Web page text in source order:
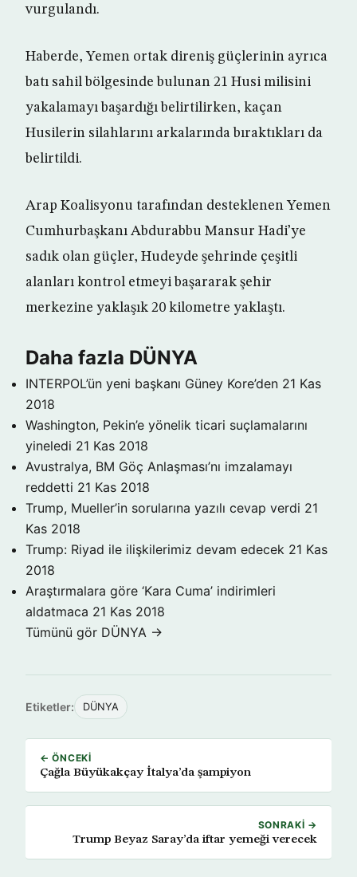
vurgulandı.
Haberde, Yemen ortak direniş güçlerinin ayrıca
batı sahil bölgesinde bulunan 21 Husi milisini
yakalamayı başardığı belirtilirken, kaçan
Husilerin silahlarını arkalarında bıraktıkları da
belirtildi.
Arap Koalisyonu tarafından desteklenen Yemen
Cumhurbaşkanı Abdurabbu Mansur Hadi’ye
sadık olan güçler, Hudeyde şehrinde çeşitli
alanları kontrol etmeyi başararak şehir
merkezine yaklaşık 20 kilometre yaklaştı.
Daha fazla DÜNYA
INTERPOL’ün yeni başkanı Güney Kore’den 21 Kas
2018
Washington, Pekin’e yönelik ticari suçlamalarını
yineledi 21 Kas 2018
Avustralya, BM Göç Anlaşması’nı imzalamayı
reddetti 21 Kas 2018
Trump, Mueller’in sorularına yazılı cevap verdi 21
Kas 2018
Trump: Riyad ile ilişkilerimiz devam edecek 21 Kas
2018
Araştırmalara göre ‘Kara Cuma’ indirimleri
aldatmaca 21 Kas 2018
Tümünü gör DÜNYA →
Etiketler: DÜNYA
← ÖNCEKI
Çağla Büyükakçay İtalya’da şampiyon
SONRAKI →
Trump Beyaz Saray’da iftar yemeği verecek